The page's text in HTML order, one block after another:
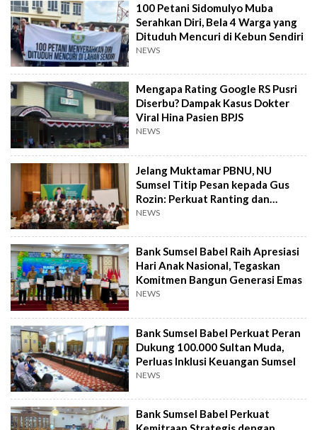
100 Petani Sidomulyo Muba
Serahkan Diri, Bela 4 Warga yang
Dituduh Mencuri di Kebun Sendiri
NEWS
Mengapa Rating Google RS Pusri
Diserbu? Dampak Kasus Dokter
Viral Hina Pasien BPJS
NEWS
Jelang Muktamar PBNU, NU
Sumsel Titip Pesan kepada Gus
Rozin: Perkuat Ranting dan
Pesantren
NEWS
Bank Sumsel Babel Raih Apresiasi
Hari Anak Nasional, Tegaskan
Komitmen Bangun Generasi Emas
NEWS
Bank Sumsel Babel Perkuat Peran
Dukung 100.000 Sultan Muda,
Perluas Inklusi Keuangan Sumsel
NEWS
Bank Sumsel Babel Perkuat